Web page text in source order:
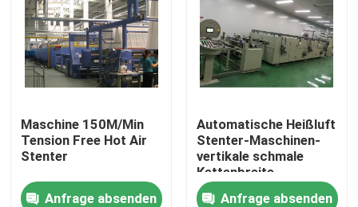
Maschine 150M/Min
Tension Free Hot Air
Stenter
Anfrage absenden
Automatische Heißluft
Stenter-Maschinen-
vertikale schmale
Kettenbreite
besonders angefertigt
Anfrage absenden